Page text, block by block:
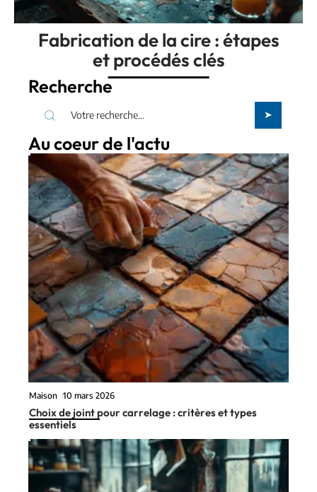
Fabrication de la cire : étapes
et procédés clés
Recherche
Au coeur de l'actu
Maison 10 mars 2026
Choix de joint pour carrelage : critères et types
essentiels